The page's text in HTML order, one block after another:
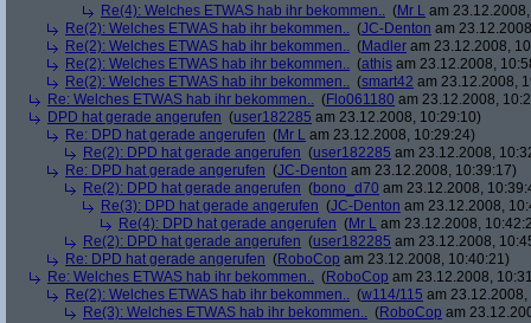
Re(4): Welches ETWAS hab ihr bekommen.. (Mr L am
Re(2): Welches ETWAS hab ihr bekommen.. (JC-Denton am
Re(2): Welches ETWAS hab ihr bekommen.. (Madler am 23.12.2008,
Re(2): Welches ETWAS hab ihr bekommen.. (athis am 23.12.2008,
Re(2): Welches ETWAS hab ihr bekommen.. (smart42 am 23.12.2008,
Re: Welches ETWAS hab ihr bekommen.. (Flo061180 am 23.12.2008,
DPD hat gerade angerufen (user182285 am 23.12.2008, 10:29:10)
Re: DPD hat gerade angerufen (Mr L am 23.12.2008, 10:29:24)
Re(2): DPD hat gerade angerufen (user182285 am 23.12.2008,
Re: DPD hat gerade angerufen (JC-Denton am 23.12.2008, 10:39:17)
Re(2): DPD hat gerade angerufen (bono_d70 am 23.12.2008,
Re(3): DPD hat gerade angerufen (JC-Denton am 23.12.2008,
Re(4): DPD hat gerade angerufen (Mr L am 23.12.2008,
Re(2): DPD hat gerade angerufen (user182285 am 23.12.2008,
Re: DPD hat gerade angerufen (RoboCop am 23.12.2008, 10:40:21)
Re: Welches ETWAS hab ihr bekommen.. (RoboCop am 23.12.2008,
Re(2): Welches ETWAS hab ihr bekommen.. (w114/115 am
Re(3): Welches ETWAS hab ihr bekommen.. (RoboCop am